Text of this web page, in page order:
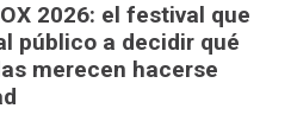
2026: el festival que
público a decidir qué
merecen hacerse